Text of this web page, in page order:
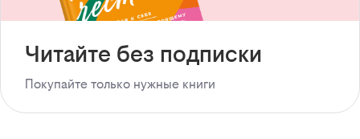
Читайте без подписки
Покупайте только нужные книги